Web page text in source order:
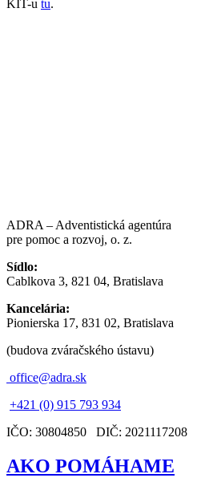
KIT-u tu.
ADRA – Adventistická agentúra
pre pomoc a rozvoj, o. z.
Sídlo:
Cablkova 3, 821 04, Bratislava
Kancelária:
Pionierska 17, 831 02, Bratislava
(budova zváračského ústavu)
office@adra.sk
+421 (0) 915 793 934
IČO: 30804850 DIČ: 2021117208
AKO POMÁHAME